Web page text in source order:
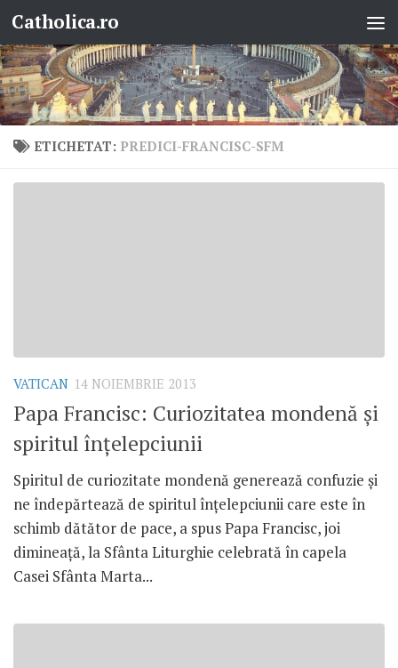
Skip to content
Catholica.ro
ETICHETAT: PREDICI-FRANCISC-SFM
VATICAN 14 NOIEMBRIE 2013
Papa Francisc: Curiozitatea mondenă şi
spiritul înţelepciunii
Spiritul de curiozitate mondenă generează confuzie şi
ne îndepărtează de spiritul înţelepciunii care este în
schimb dătător de pace, a spus Papa Francisc, joi
dimineaţă, la Sfânta Liturghie celebrată în capela
Casei Sfânta Marta...